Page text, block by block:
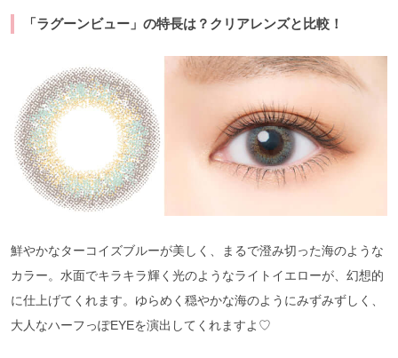
「ラグーンビュー」の特長は？クリアレンズと比較！
鮮やかなターコイズブルーが美しく、まるで澄み切った海のような
カラー。水面でキラキラ輝く光のようなライトイエローが、幻想的
に仕上げてくれます。ゆらめく穏やかな海のようにみずみずしく、
大人なハーフっぽEYEを演出してくれますよ♡